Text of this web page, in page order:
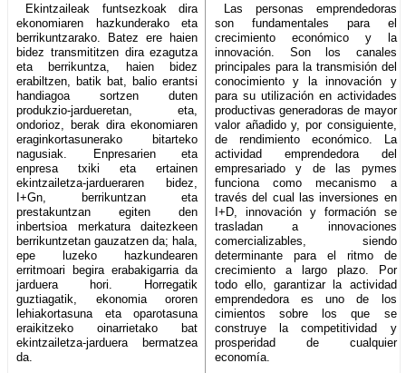
Ekintzaileak funtsezkoak dira
ekonomiaren hazkunderako eta
berrikuntzarako. Batez ere haien
bidez transmititzen dira ezagutza
eta berrikuntza, haien bidez
erabiltzen, batik bat, balio erantsi
handiagoa sortzen duten
produkzio-jardueretan, eta,
ondorioz, berak dira ekonomiaren
eraginkortasunerako bitarteko
nagusiak. Enpresarien eta
enpresa txiki eta ertainen
ekintzailetza-jardueraren bidez,
I+Gn, berrikuntzan eta
prestakuntzan egiten den
inbertsioa merkatura daitezkeen
berrikuntzetan gauzatzen da; hala,
epe luzeko hazkundearen
erritmoari begira erabakigarria da
jarduera hori. Horregatik
guztiagatik, ekonomia ororen
lehiakortasuna eta oparotasuna
eraikitzeko oinarrietako bat
ekintzailetza-jarduera bermatzea
da.
Las personas emprendedoras
son fundamentales para el
crecimiento económico y la
innovación. Son los canales
principales para la transmisión del
conocimiento y la innovación y
para su utilización en actividades
productivas generadoras de mayor
valor añadido y, por consiguiente,
de rendimiento económico. La
actividad emprendedora del
empresariado y de las pymes
funciona como mecanismo a
través del cual las inversiones en
I+D, innovación y formación se
trasladan a innovaciones
comercializables, siendo
determinante para el ritmo de
crecimiento a largo plazo. Por
todo ello, garantizar la actividad
emprendedora es uno de los
cimientos sobre los que se
construye la competitividad y
prosperidad de cualquier
economía.